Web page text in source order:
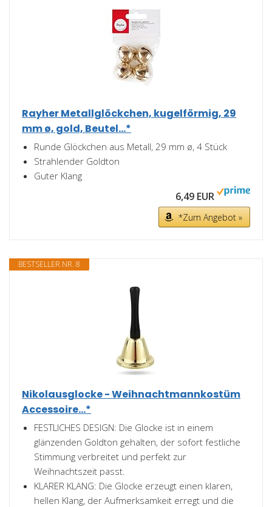
Rayher Metallglöckchen, kugelförmig, 29
mm ø, gold, Beutel...*
Runde Glöckchen aus Metall, 29 mm ø, 4 Stück
Strahlender Goldton
Guter Klang
6,49 EUR
*Zum Angebot »
BESTSELLER NR. 8
Nikolausglocke - Weihnachtmannkostüm
Accessoire...*
FESTLICHES DESIGN: Die Glocke ist in einem
glänzenden Goldton gehalten, der sofort festliche
Stimmung verbreitet und perfekt zur
Weihnachtszeit passt.
KLARER KLANG: Die Glocke erzeugt einen klaren,
hellen Klang, der Aufmerksamkeit erregt und die